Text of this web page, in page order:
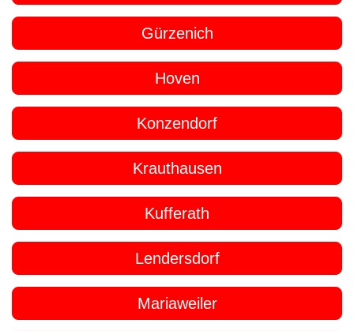
Gürzenich
Hoven
Konzendorf
Krauthausen
Kufferath
Lendersdorf
Mariaweiler